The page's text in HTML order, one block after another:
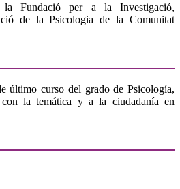
Fundació per a la Investigació,
de la Psicologia de la Comunitat
último curso del grado de Psicología,
con la temática y a la ciudadanía en